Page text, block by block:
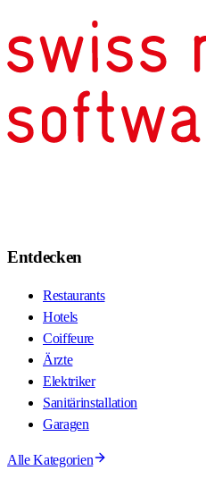
Entdecken
Restaurants
Hotels
Coiffeure
Ärzte
Elektriker
Sanitärinstallation
Garagen
Alle Kategorien